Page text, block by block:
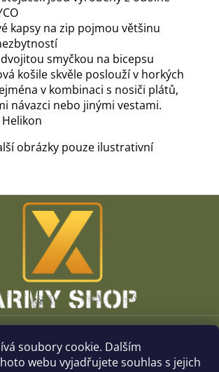
soubory cookie. Dalším
webu vyjadřujete souhlas s jejich
kapsy na zip pojmou většinu
smyčkou na bicepsu
košile skvěle poslouží v horkých
v kombinaci s nosiči plátů,
návazci nebo jinými vestami.
obrázky pouze ilustrativní